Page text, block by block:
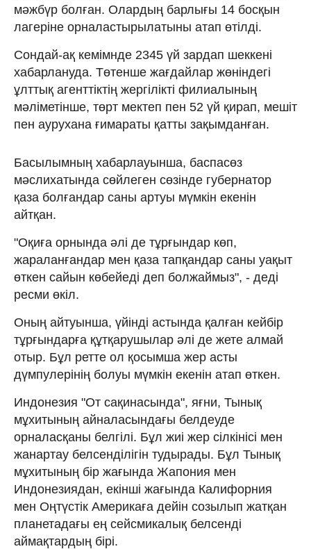
мәжбүр болған. Олардың барлығы 14 босқын
лагеріне орналастырылатыны атап өтілді.
Сондай-ақ кемімнде 2345 үй зардап шеккені
хабарлануда. Төтенше жағдайлар жөніндегі
ұлттық агенттіктің жергілікті филиалының
мәліметінше, төрт мектеп пен 52 үй қирап, мешіт
пен аурухана ғимараты қатты зақымданған.
Басылымның хабарлауынша, баспасөз
мәслихатында сөйлеген сөзінде губернатор
қаза болғандар саны артуы мүмкін екенін
айтқан.
"Оқиға орнында әлі де тұрғындар көп,
жараланғандар мен қаза тапқандар саны уақыт
өткен сайын көбейеді деп болжаймыз", - деді
ресми өкіл.
Оның айтуынша, үйінді астында қалған кейбір
тұрғындарға құтқарушылар әлі де жете алмай
отыр. Бұл ретте ол қосымша жер асты
дүмпулерінің болуы мүмкін екенін атап өткен.
Индонезия "От сақинасында", яғни, Тынық
мұхитының айналасындағы белдеуде
орналасқаны белгілі. Бұл жиі жер сілкінісі мен
жанартау белсенділігін тудырады. Бұл Тынық
мұхитының бір жағында Жапония мен
Индонезиядан, екінші жағында Калифорния
мен Оңтүстік Америкаға дейін созылып жатқан
планетадағы ең сейсмикалық белсенді
аймақтардың бірі.